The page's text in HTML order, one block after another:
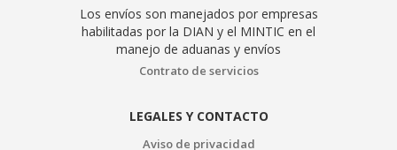
Los envíos son manejados por empresas
habilitadas por la DIAN y el MINTIC en el
manejo de aduanas y envíos
Contrato de servicios
LEGALES Y CONTACTO
Aviso de privacidad